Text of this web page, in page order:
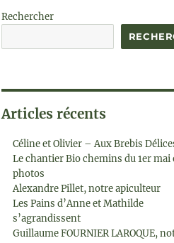
Rechercher
Articles récents
Céline et Olivier – Aux Brebis
Le chantier Bio chemins du 1er mai
photos
Alexandre Pillet, notre apiculteur
Les Pains d’Anne et Mathilde
s’agrandissent
Guillaume FOURNIER LAROQUE,